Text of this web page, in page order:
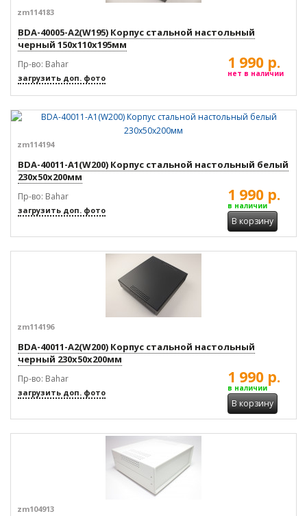
zm114183
BDA-40005-A2(W195) Корпус стальной настольный
черный 150x110x195мм
Пр-во: Bahar
загрузить доп. фото
1 990 р.
нет в наличии
zm114194
BDA-40011-A1(W200) Корпус стальной настольный белый
230x50x200мм
Пр-во: Bahar
загрузить доп. фото
1 990 р.
в наличии
В корзину
zm114196
BDA-40011-A2(W200) Корпус стальной настольный
черный 230x50x200мм
Пр-во: Bahar
загрузить доп. фото
1 990 р.
в наличии
В корзину
zm104913